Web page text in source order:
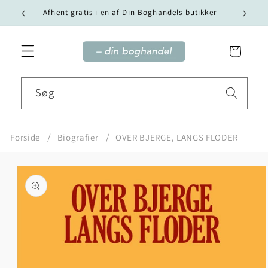
Gå til
indhold
Afhent gratis i en af Din Boghandels butikker Vi
Søg
Indkøbskurv
Forside Biografier OVER BJERGE, LANGS FLODER
produktoplysninger